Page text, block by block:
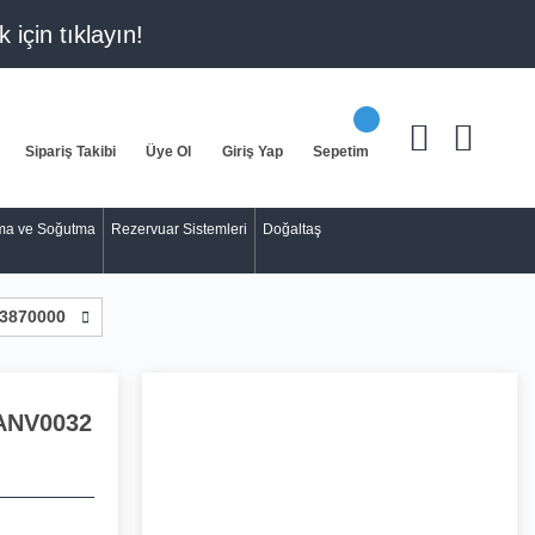
için tıklayın!
Sipariş Takibi Üye Ol Giriş Yap Sepetim
ve Soğutma Rezervuar Sistemleri Doğaltaş